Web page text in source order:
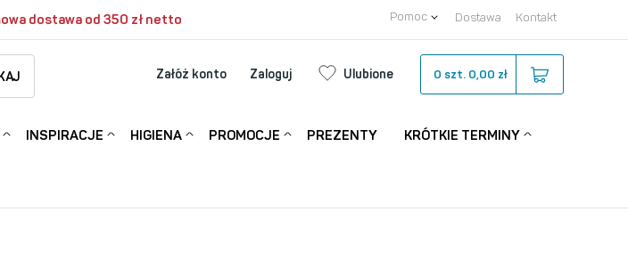
dostawa od 350 zł netto Pomoc Dostawa Kontakt
Załóż konto Zaloguj Ulubione 0 szt. 0,00 zł
INSPIRACJE HIGIENA PROMOCJE PREZENTY KRÓTKIE TERMINY